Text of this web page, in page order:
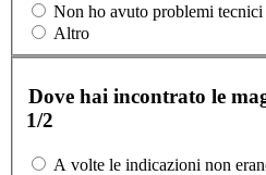
Non ho avuto problemi tecnici
Altro
Dove hai incontrato le
1/2
A volte le indicazioni non